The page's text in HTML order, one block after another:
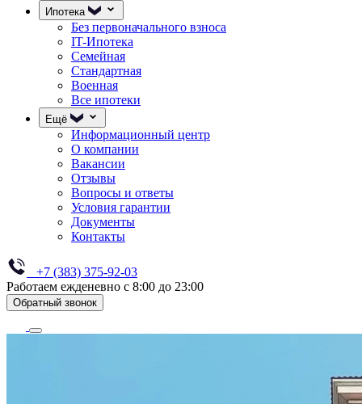
Ипотека
Без первоначального взноса
IT-Ипотека
Семейная
Стандартная
Военная
Все ипотеки
Ещё
Информационный центр
О компании
Вакансии
Отзывы
Вопросы и ответы
Условия гарантии
Документы
Контакты
+7 (383) 375-92-03
Работаем ежденевно с 8:00 до 23:00
Обратный звонок